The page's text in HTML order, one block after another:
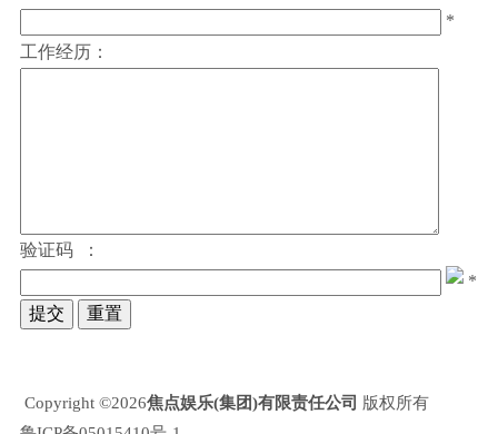
*
工作经历：
验证码 ：
*
提交
重置
Copyright ©2026焦点娱乐(集团)有限责任公司
版权所有